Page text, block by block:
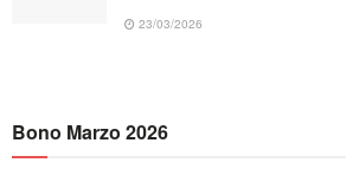
23/03/2026
Bono Marzo 2026